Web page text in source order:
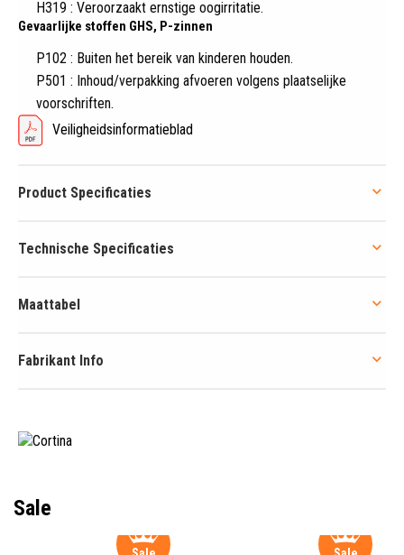
H319 : Veroorzaakt ernstige oogirritatie.
Gevaarlijke stoffen GHS, P-zinnen
P102 : Buiten het bereik van kinderen houden.
P501 : Inhoud/verpakking afvoeren volgens plaatselijke
voorschriften.
Veiligheidsinformatieblad
Product Specificaties
Technische Specificaties
Maattabel
Fabrikant Info
Sale